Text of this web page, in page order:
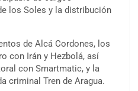
los Soles y la distribución
de Alcá Cordones, los
con Irán y Hezbolá, así
con Smartmatic, y la
criminal Tren de Aragua.